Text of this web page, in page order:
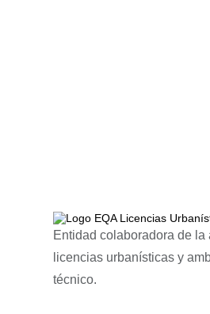
Entidad colaboradora de
licencias urbanísticas y
técnico.